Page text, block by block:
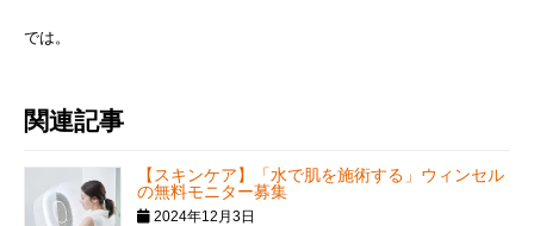
では。
関連記事
【スキンケア】「水で肌を施術する」ウィンセル
の無料モニター募集
2024年12月3日